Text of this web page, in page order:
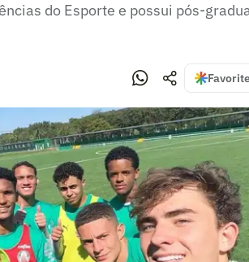
do Esporte e possui pós-